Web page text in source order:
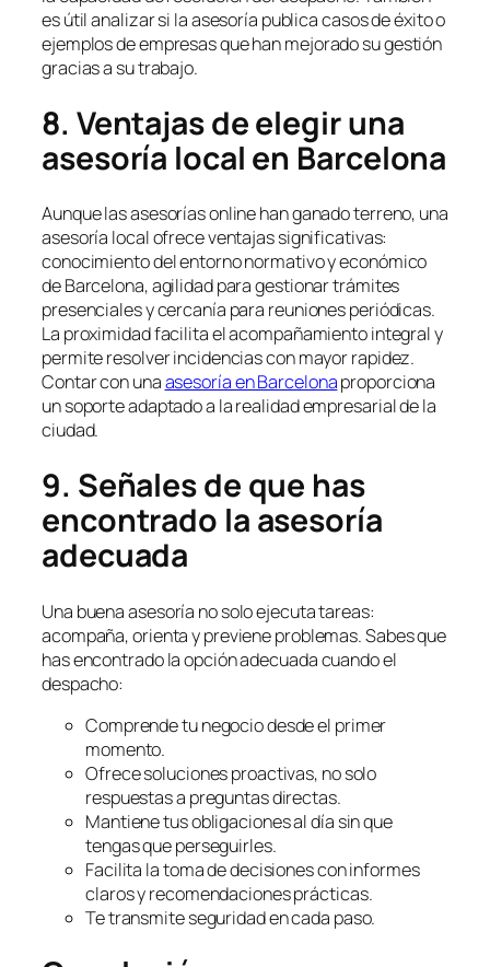
es útil analizar si la asesoría publica casos de éxito o
ejemplos de empresas que han mejorado su gestión
gracias a su trabajo.
8. Ventajas de elegir una
asesoría local en Barcelona
Aunque las asesorías online han ganado terreno, una
asesoría local ofrece ventajas significativas:
conocimiento del entorno normativo y económico
de Barcelona, agilidad para gestionar trámites
presenciales y cercanía para reuniones periódicas.
La proximidad facilita el acompañamiento integral y
permite resolver incidencias con mayor rapidez.
Contar con unaasesoría en Barcelonaproporciona
un soporte adaptado a la realidad empresarial de la
ciudad.
9. Señales de que has
encontrado la asesoría
adecuada
Una buena asesoría no solo ejecuta tareas:
acompaña, orienta y previene problemas. Sabes que
has encontrado la opción adecuada cuando el
despacho:
Comprende tu negocio desde el primer
momento.
Ofrece soluciones proactivas, no solo
respuestas a preguntas directas.
Mantiene tus obligaciones al día sin que
tengas que perseguirles.
Facilita la toma de decisiones con informes
claros y recomendaciones prácticas.
Te transmite seguridad en cada paso.